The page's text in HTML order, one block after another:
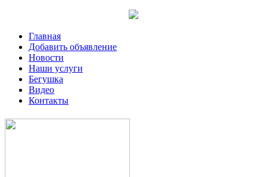
Главная
Добавить объявление
Новости
Наши услуги
Бегушка
Видео
Контакты